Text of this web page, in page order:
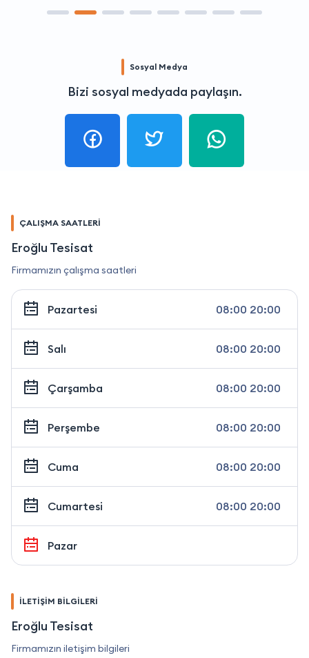
Sosyal Medya
Bizi sosyal medyada paylaşın.
ÇALIŞMA SAATLERİ
Eroğlu Tesisat
Firmamızın çalışma saatleri
Pazartesi 08:00 20:00
Salı 08:00 20:00
Çarşamba 08:00 20:00
Perşembe 08:00 20:00
Cuma 08:00 20:00
Cumartesi 08:00 20:00
Pazar
İLETİŞİM BİLGİLERİ
Eroğlu Tesisat
Firmamızın iletişim bilgileri